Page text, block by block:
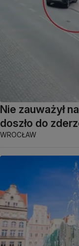
Nie zauważył
doszło do
WROCŁAW